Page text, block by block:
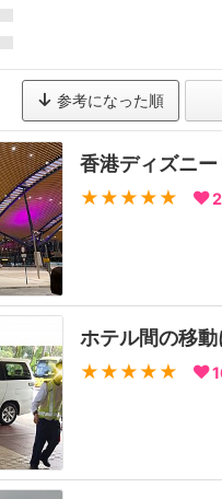
参考になった順
香港ディズニー
★★★★★
ホテル間の移動
★★★★★